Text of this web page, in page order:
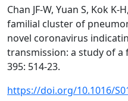
Chan JF-W, Yuan S, Kok K-
familial cluster of
novel coronavirus
transmission: a study of a
395: 514-23.
https://doi.org/10.1016/